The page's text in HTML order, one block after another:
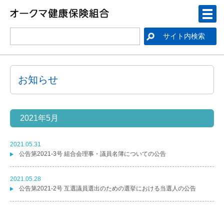
お知らせ
2021年5月
2021.05.31
公告第2021-3号 組合会理事・議員名簿についての公告
2021.05.28
公告第2021-2号 互選議員選出のための選挙における当選人の公告